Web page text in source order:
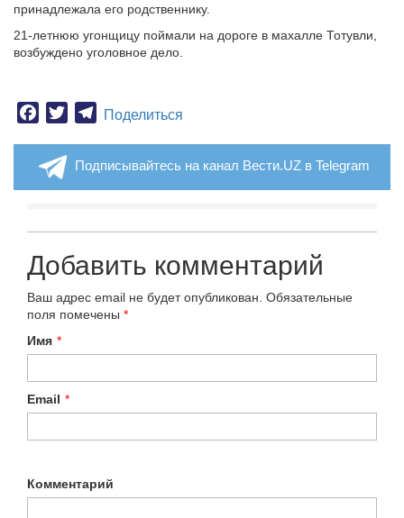
принадлежала его родственнику.
21-летнюю угонщицу поймали на дороге в махалле Тотувли,
возбуждено уголовное дело.
Facebook
TwitterTelegram
Поделиться
Подписывайтесь на канал Вести.UZ в Telegram
Добавить комментарий
Ваш адрес email не будет опубликован. Обязательные
поля помечены *
Имя *
Email *
Комментарий